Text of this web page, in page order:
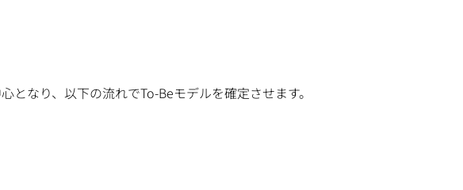
なり、以下の流れでTo-Beモデルを確定させます。